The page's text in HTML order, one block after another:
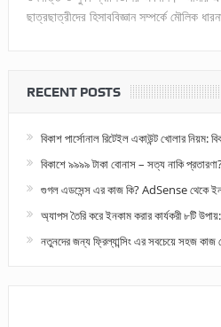
ছাত্রছাত্রীদের হিসাববিজ্ঞান সম্পর্কে মৌলিক
RECENT POSTS
বিকাশ পার্সোনাল রিটেইল একাউন্ট খোলার নিয়ম:
বিকাশে ৯৯৯৯ টাকা বোনাস – সত্য নাকি
গুগল এডসেন্স এর কাজ কি? AdSense থেকে
অ্যাপস তৈরি করে ইনকাম করার কার্যকরী ৮টি
নতুনদের জন্য ফ্রিল্যান্সিং এর সবচেয়ে সহজ কাজ